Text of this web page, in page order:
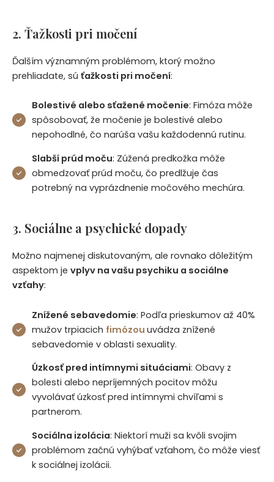
2. Ťažkosti pri močení
Ďalším významným problémom, ktorý možno
prehliadate, sú ťažkosti pri močení:
Bolestivé alebo sťažené močenie: Fimóza môže
spôsobovať, že močenie je bolestivé alebo
nepohodlné, čo narúša vašu každodennú rutinu.
Slabší prúd moču: Zúžená predkožka môže
obmedzovať prúd moču, čo predlžuje čas
potrebný na vyprázdnenie močového mechúra.
3. Sociálne a psychické dopady
Možno najmenej diskutovaným, ale rovnako dôležitým
aspektom je vplyv na vašu psychiku a sociálne
vzťahy:
Znížené sebavedomie: Podľa prieskumov až 40%
mužov trpiacich fimózouuvádza znížené
sebavedomie v oblasti sexuality.
Úzkosť pred intímnymi situáciami: Obavy z
bolesti alebo nepríjemných pocitov môžu
vyvolávať úzkosť pred intímnymi chvíľami s
partnerom.
Sociálna izolácia: Niektorí muži sa kvôli svojim
problémom začnú vyhýbať vzťahom, čo môže viesť
k sociálnej izolácii.